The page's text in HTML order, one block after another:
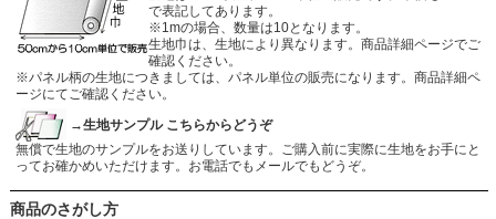
で表記してあります。
※1mの場合、数量は10となります。
生地巾は、生地により異なります。商品詳細ページでご
確認ください。
※パネル柄の生地につきましては、パネル単位の販売になります。商品詳細ペ
ージにてご確認ください。
→生地サンプル こちらからどうぞ
無償で生地のサンプルをお送りしています。ご購入前に実際に生地をお手にと
ってお確かめいただけます。お電話でもメールでもどうぞ。
商品のさがし方